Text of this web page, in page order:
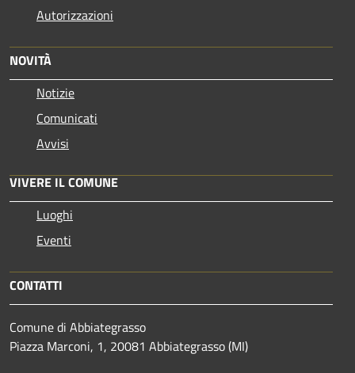
Autorizzazioni
NOVITÀ
Notizie
Comunicati
Avvisi
VIVERE IL COMUNE
Luoghi
Eventi
CONTATTI
Comune di Abbiategrasso
Piazza Marconi, 1, 20081 Abbiategrasso (MI)